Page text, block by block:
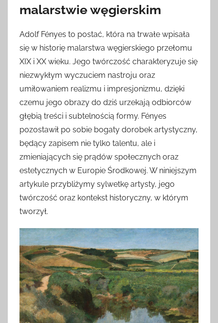
malarstwie węgierskim
Adolf Fényes to postać, która na trwałe wpisała
się w historię malarstwa węgierskiego przełomu
XIX i XX wieku. Jego twórczość charakteryzuje się
niezwykłym wyczuciem nastroju oraz
umiłowaniem realizmu i impresjonizmu, dzięki
czemu jego obrazy do dziś urzekają odbiorców
głębią treści i subtelnością formy. Fényes
pozostawił po sobie bogaty dorobek artystyczny,
będący zapisem nie tylko talentu, ale i
zmieniających się prądów społecznych oraz
estetycznych w Europie Środkowej. W niniejszym
artykule przybliżymy sylwetkę artysty, jego
twórczość oraz kontekst historyczny, w którym
tworzył.